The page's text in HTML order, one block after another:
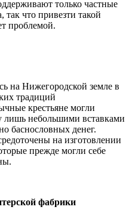
только частные
что привезти такой
проблемой.
на Нижегородской земле в
традиций
крестьяне могли
лишь небольшими вставками
баснословных денег.
на изготовлении
прежде могли себе
фабрики